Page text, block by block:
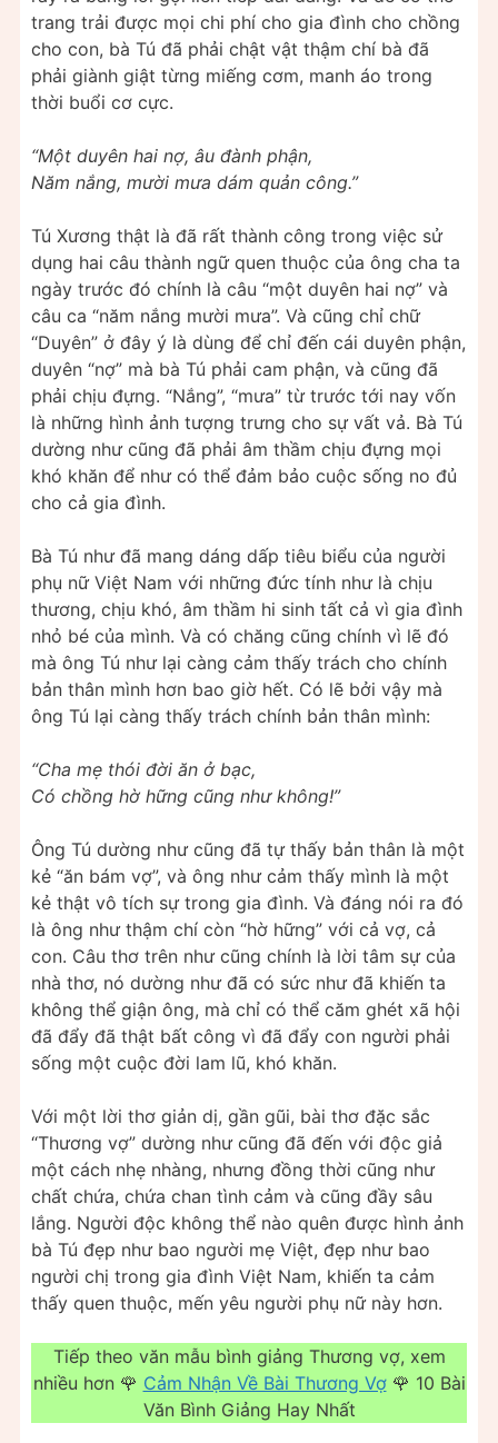
trang trải được mọi chi phí cho gia đình cho chồng
cho con, bà Tú đã phải chật vật thậm chí bà đã
phải giành giật từng miếng cơm, manh áo trong
thời buổi cơ cực.
“Một duyên hai nợ, âu đành phận,
Năm nắng, mười mưa dám quản công.”
Tú Xương thật là đã rất thành công trong việc sử
dụng hai câu thành ngữ quen thuộc của ông cha ta
ngày trước đó chính là câu “một duyên hai nợ” và
câu ca “năm nắng mười mưa”. Và cũng chỉ chữ
“Duyên” ở đây ý là dùng để chỉ đến cái duyên phận,
duyên “nợ” mà bà Tú phải cam phận, và cũng đã
phải chịu đựng. “Nắng”, “mưa” từ trước tới nay vốn
là những hình ảnh tượng trưng cho sự vất vả. Bà Tú
dường như cũng đã phải âm thầm chịu đựng mọi
khó khăn để như có thể đảm bảo cuộc sống no đủ
cho cả gia đình.
Bà Tú như đã mang dáng dấp tiêu biểu của người
phụ nữ Việt Nam với những đức tính như là chịu
thương, chịu khó, âm thầm hi sinh tất cả vì gia đình
nhỏ bé của mình. Và có chăng cũng chính vì lẽ đó
mà ông Tú như lại càng cảm thấy trách cho chính
bản thân mình hơn bao giờ hết. Có lẽ bởi vậy mà
ông Tú lại càng thấy trách chính bản thân mình:
“Cha mẹ thói đời ăn ở bạc,
Có chồng hờ hững cũng như không!”
Ông Tú dường như cũng đã tự thấy bản thân là một
kẻ “ăn bám vợ”, và ông như cảm thấy mình là một
kẻ thật vô tích sự trong gia đình. Và đáng nói ra đó
là ông như thậm chí còn “hờ hững” với cả vợ, cả
con. Câu thơ trên như cũng chính là lời tâm sự của
nhà thơ, nó dường như đã có sức như đã khiến ta
không thể giận ông, mà chỉ có thể căm ghét xã hội
đã đẩy đã thật bất công vì đã đẩy con người phải
sống một cuộc đời lam lũ, khó khăn.
Với một lời thơ giản dị, gần gũi, bài thơ đặc sắc
“Thương vợ” dường như cũng đã đến với độc giả
một cách nhẹ nhàng, nhưng đồng thời cũng như
chất chứa, chứa chan tình cảm và cũng đầy sâu
lắng. Người độc không thể nào quên được hình ảnh
bà Tú đẹp như bao người mẹ Việt, đẹp như bao
người chị trong gia đình Việt Nam, khiến ta cảm
thấy quen thuộc, mến yêu người phụ nữ này hơn.
Tiếp theo văn mẫu bình giảng Thương vợ, xem
nhiều hơn 🌹 Cảm Nhận Về Bài Thương Vợ🌹 10 Bài
Văn Bình Giảng Hay Nhất